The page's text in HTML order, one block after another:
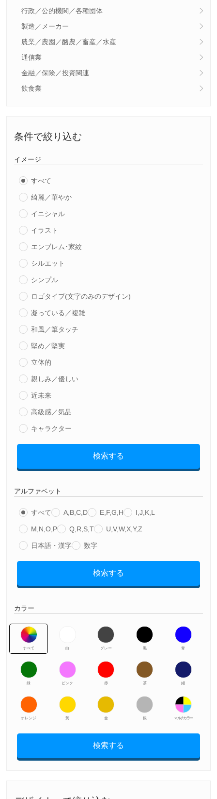
行政／公的機関／各種団体
製造／メーカー
農業／農園／酪農／畜産／水産
通信業
金融／保険／投資関連
飲食業
条件で絞り込む
イメージ
すべて
綺麗／華やか
イニシャル
イラスト
エンブレム･家紋
シルエット
シンプル
ロゴタイプ(文字のみのデザイン)
凝っている／複雑
和風／筆タッチ
堅め／堅実
立体的
親しみ／優しい
近未来
高級感／気品
キャラクター
検索する
アルファベット
すべて A,B,C,D E,F,G,H I,J,K,L
M,N,O,P Q,R,S,T U,V,W,X,Y,Z
日本語・漢字 数字
検索する
カラー
すべて 白 グレー 黒 青
緑 ピンク 赤 茶 紺
オレンジ 黃 金 銀 マルチカラー
検索する